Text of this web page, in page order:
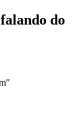
do